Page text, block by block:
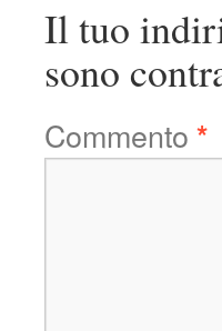
Il tuo
sono
Commento *